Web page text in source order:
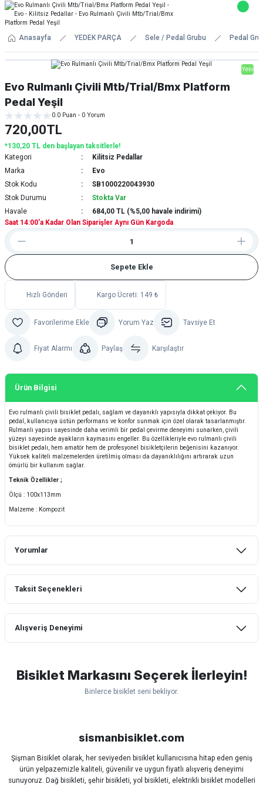
Anasayfa YEDEK PARÇA Sele / Pedal Grubu Pedal
Yeni
Evo Rulmanlı Çivili Mtb/Trial/Bmx Platform
Pedal Yeşil
0.0 Puan - 0 Yorum
720,00TL
*130,20 TL den başlayan taksitlerle!
Kategori
Kilitsiz Pedallar
Marka
Evo
Stok Kodu
SB1000220043930
Stok Durumu
Stokta Var
Havale
684,00 TL (%5,00 havale indirimi)
Saat 14:00'a Kadar Olan Siparişler Aynı Gün Kargoda
Sepete Ekle
Hızlı Gönderi Kargo Ücreti: 149 ₺
Yorum Yaz Tavsiye Et
Fiyat Alarmı Paylaş Karşılaştır
Ürün Bilgisi
Evo rulmanlı çivili bisiklet pedalı, sağlam ve dayanıklı yapısıyla dikkat çekiyor. Bu
pedal, kullanıcıya üstün performans ve konfor sunmak için özel olarak tasarlanmıştır.
Rulmanlı yapısı sayesinde daha verimli bir pedal çevirme deneyimi sunarken, çivili
yüzeyi sayesinde ayakların kaymasını engeller. Bu özellikleriyle evo rulmanlı çivili
bisiklet pedalı, hem amatör hem de profesyonel bisikletçilerin beğenisini kazanıyor.
Yüksek kaliteli malzemelerden üretilmiş olması da dayanıklılığını artırarak uzun
ömürlü bir kullanım sağlar.
Teknik Özellikler ;
Ölçü : 100x113mm
Malzeme : Kompozit
Yorumlar
Taksit Seçenekleri
Alışveriş Deneyimi
lastik yanak kısmından 3cm yarıldı ama
normal sürüşe uygun
Bahriye Akay Tan | 21/07/2026
Siparişim problemsiz geldi teşekkürler.
Bisiklet Markasını Seçerek İlerleyin!
Binlerce bisiklet seni bekliyor.
sismanbisiklet.com
Şişman Bisiklet olarak, her seviyeden bisiklet kullanıcısına hitap eden geniş
ürün yelpazemizle kaliteli, güvenilir ve uygun fiyatlı alışveriş deneyimi
sunuyoruz. Dağ bisikleti, şehir bisikleti, yol bisikleti, elektrikli bisiklet modelleri